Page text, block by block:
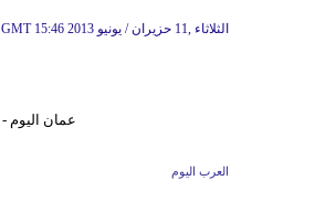
GMT 15:46 2013 الثلاثاء ,11 حزيران / يونيو
العرب اليوم